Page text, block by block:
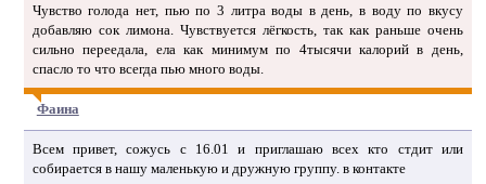
Чувство голода нет, пью по 3 литра воды в день, в воду по вкусу
добавляю сок лимона. Чувствуется лёгкость, так как раньше очень
сильно переедала, ела как минимум по 4тысячи калорий в день,
спасло то что всегда пью много воды.
Фаина
Всем привет, сожусь с 16.01 и приглашаю всех кто стдит или
собирается в нашу маленькую и дружную группу. в контакте